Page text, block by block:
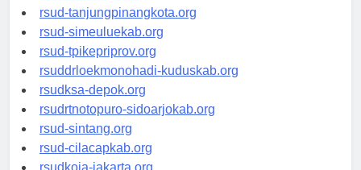
rsud-kotabogor.org
rsud-tanjungpinangkota.org
rsud-simeuluekab.org
rsud-tpikepriprov.org
rsuddrloekmonohadi-kuduskab.org
rsudksa-depok.org
rsudrtnotopuro-sidoarjokab.org
rsud-sintang.org
rsud-cilacapkab.org